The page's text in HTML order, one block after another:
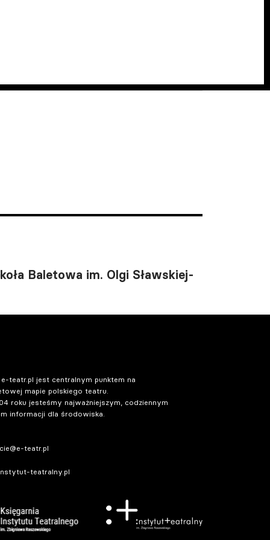
Baletowa im. Olgi Sławskiej-
teatr.pl jest centralnym punktem na
mapie polskiego teatru.
roku jesteśmy najważniejszym, codziennym
informacji dla środowiska.
teatr.pl
teatralny.pl